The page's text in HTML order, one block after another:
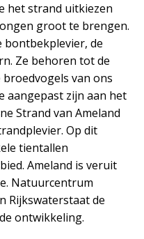
het strand uitkiezen
groot te brengen.
bontbekplevier, de
Ze behoren tot de
van ons
aangepast zijn aan het
Strand van Ameland
Op dit
tientallen
Ameland is veruit
Natuurcentrum
Rijkswaterstaat de
ontwikkeling.